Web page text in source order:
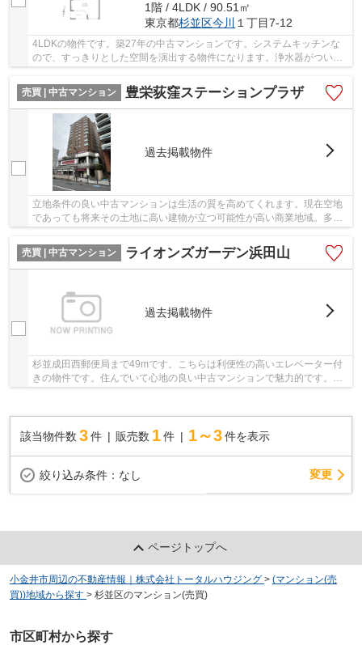
1階 / 4LDK / 90.51㎡
東京都杉並区今川 １丁目7-12
4LDKの物件です。築27年の中古マンションです。システムキッチンな
ので、すっきりとした空間を演出する物件になります。浄水器がついて
売買 | 中古マンション
豊栄荻窪ステーションプラザ
過去掲載物件
立地条件の良い中古マンションは生活の質を高めてくれます。現在空地
であっても将来その土地に高い建物が立つ可能性が高い商業地域。多く
売買 | 中古マンション
ライオンズガーデン浜田山
過去掲載物件
杉並成田西郵便局まで49mです。こちらは利便性の高いエレベーター付
きの物件です。住んでいて心地の良い中古マンションで魅力的です。不
該当物件数 3件 販売数 1 件 1～3 件を表示
絞り込み条件： なし 変更
ページトップへ
小金井市周辺の不動産情報｜株式会社トータルハウジング > (マンション(売
買))地域から探す > 杉並区のマンション(売買)
市区町村から探す